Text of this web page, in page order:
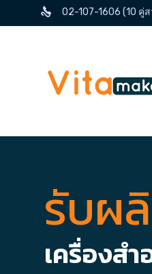
02-107-1606 (10 คู่
รับผ
เครื่องส